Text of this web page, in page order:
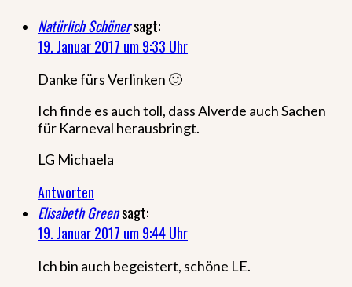
Natürlich Schönersagt:
19. Januar 2017 um 9:33 Uhr
Danke fürs Verlinken 🙂
Ich finde es auch toll, dass Alverde auch Sachen
für Karneval herausbringt.
LG Michaela
Antworten
Elisabeth Greensagt:
19. Januar 2017 um 9:44 Uhr
Ich bin auch begeistert, schöne LE.